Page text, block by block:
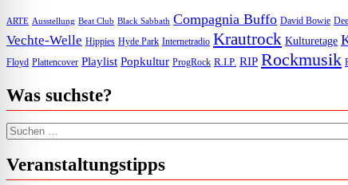
ARTE Ausstellung Beat Club Black Sabbath Compagnia Buffo David Bowie
Vechte-Welle Hippies Hyde Park Internetradio Krautrock Kulturetage
Floyd Plattencover Playlist Popkultur ProgRock R.I.P. RIP Rockmusik
Was suchste?
Suchen nach:
Veranstaltungstipps